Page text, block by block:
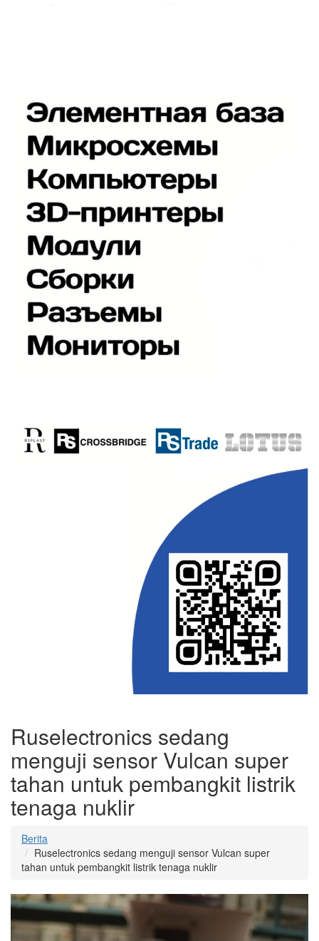
Ruselectronics sedang
menguji sensor Vulcan super
tahan untuk pembangkit listrik
tenaga nuklir
Berita
Ruselectronics sedang menguji sensor Vulcan super
tahan untuk pembangkit listrik tenaga nuklir